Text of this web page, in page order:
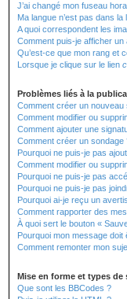
J’ai changé mon fuseau
Ma langue n’est pas dans la
A quoi correspondent les
Comment puis-je afficher un
Qu’est-ce que mon rang et
Lorsque je clique sur le lien
Problèmes liés à la
Comment créer un
Comment modifier ou
Comment ajouter une
Comment créer un sondage
Pourquoi ne puis-je pas
Comment modifier ou
Pourquoi ne puis-je pas
Pourquoi ne puis-je pas
Pourquoi ai-je reçu un
Comment rapporter des
À quoi sert le bouton «
Pourquoi mon message doit
Comment remonter mon
Mise en forme et types de
Que sont les BBCodes ?